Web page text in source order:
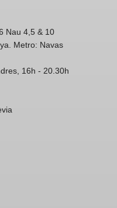
Nau 4,5 & 10
Metro: Navas
16h - 20.30h